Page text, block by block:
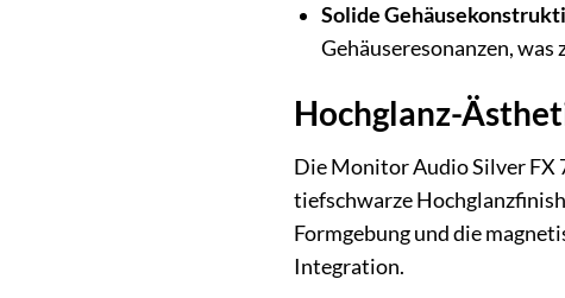
Solide
Gehäuseresonanzen,
Hochglanz-
Die Monitor Audio Silver FX
tiefschwarze
Formgebung und die
Integration.